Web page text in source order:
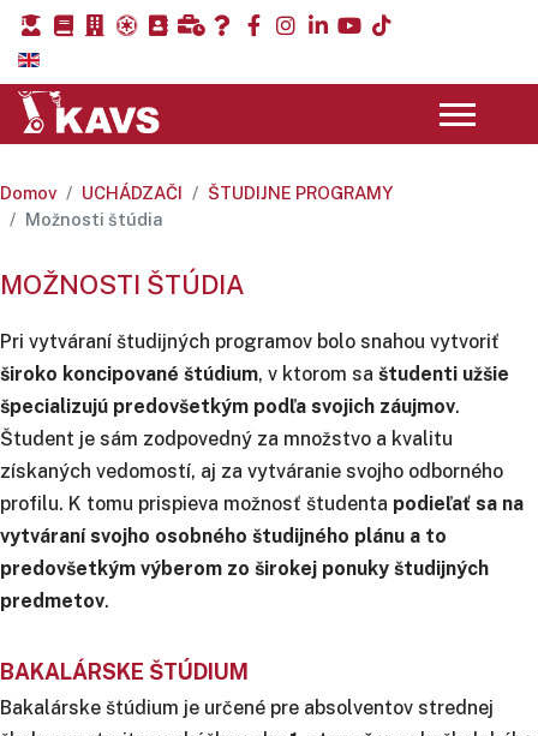
Domov UCHÁDZAČI
ŠTUDIJNE PROGRAMY
Možnosti štúdia
MOŽNOSTI ŠTÚDIA
Pri vytváraní študijných programov bolo snahou vytvoriť
široko koncipované štúdium, v ktorom sa študenti užšie
špecializujú predovšetkým podľa svojich záujmov.
Študent je sám zodpovedný za množstvo a kvalitu
získaných vedomostí, aj za vytváranie svojho odborného
profilu. K tomu prispieva možnosť študenta podieľať sa na
vytváraní svojho osobného študijného plánu a to
predovšetkým výberom zo širokej ponuky študijných
predmetov.
BAKALÁRSKE ŠTÚDIUM
Bakalárske štúdium je určené pre absolventov strednej